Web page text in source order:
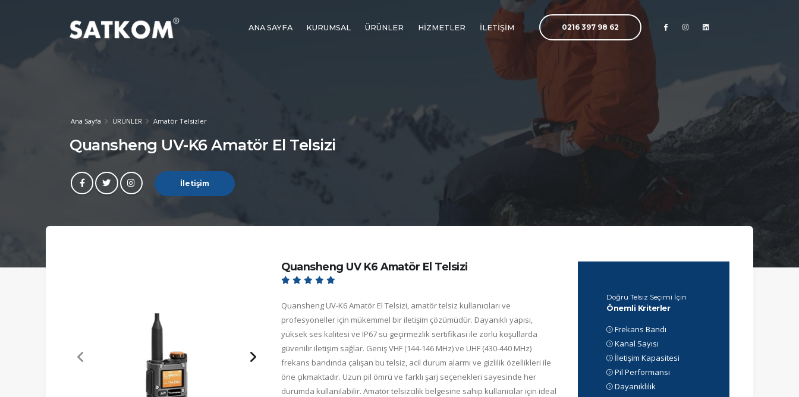
ANA SAYFA KURUMSAL ÜRÜNLER HİZMETLER İLETİŞİM 0216 397 98 62
Ana Sayfa ÜRÜNLER Amatör Telsizler
Quansheng UV-K6 Amatör El Telsizi
İletişim
Doğru Telsiz Seçimi İçin
Önemli Kriterler
Frekans Bandı
Kanal Sayısı
İletişim Kapasitesi
Pil Performansı
Dayanıklılık
Quansheng UV K6 Amatör El Telsizi
Quansheng UV-K6 Amatör El Telsizi, amatör telsiz kullanıcıları ve
profesyoneller için mükemmel bir iletişim çözümüdür. Dayanıklı yapısı,
yüksek ses kalitesi ve IP67 su geçirmezlik sertifikası ile zorlu koşullarda
güvenilir iletişim sağlar. Geniş VHF (144-146 MHz) ve UHF (430-440 MHz)
frekans bandında çalışan bu telsiz, acil durum alarmı ve gizlilik özellikleri ile
öne çıkmaktadır. Uzun pil ömrü ve farklı şarj seçenekleri sayesinde her
durumda kullanılabilir. Amatör telsizcilik belgesine sahip kullanıcılar için ideal